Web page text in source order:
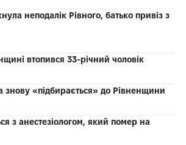
неподалік Рівного, батько привіз з
втопився 33-річний чоловік
знову «підбирається» до Рівненщини
з анестезіологом, який помер на